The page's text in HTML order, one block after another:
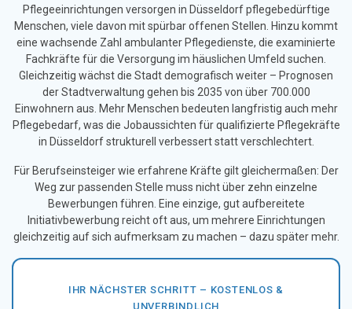
Pflegeeinrichtungen versorgen in Düsseldorf pflegebedürftige
Menschen, viele davon mit spürbar offenen Stellen. Hinzu kommt
eine wachsende Zahl ambulanter Pflegedienste, die examinierte
Fachkräfte für die Versorgung im häuslichen Umfeld suchen.
Gleichzeitig wächst die Stadt demografisch weiter – Prognosen
der Stadtverwaltung gehen bis 2035 von über 700.000
Einwohnern aus. Mehr Menschen bedeuten langfristig auch mehr
Pflegebedarf, was die Jobaussichten für qualifizierte Pflegekräfte
in Düsseldorf strukturell verbessert statt verschlechtert.
Für Berufseinsteiger wie erfahrene Kräfte gilt gleichermaßen: Der
Weg zur passenden Stelle muss nicht über zehn einzelne
Bewerbungen führen. Eine einzige, gut aufbereitete
Initiativbewerbung reicht oft aus, um mehrere Einrichtungen
gleichzeitig auf sich aufmerksam zu machen – dazu später mehr.
IHR NÄCHSTER SCHRITT – KOSTENLOS &
UNVERBINDLICH